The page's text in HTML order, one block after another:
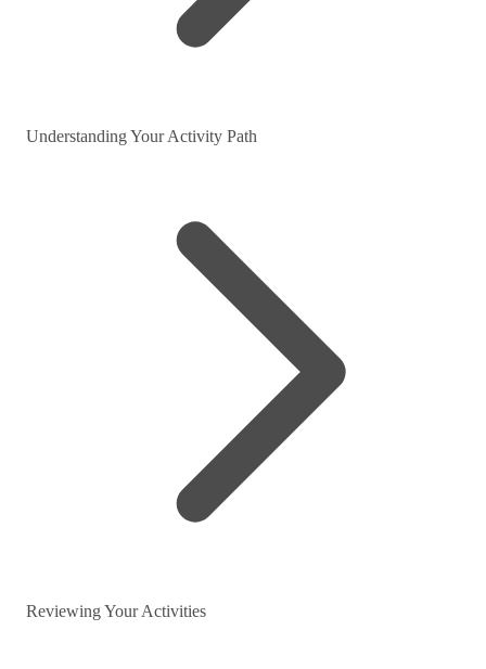
Understanding Your Activity Path
Reviewing Your Activities